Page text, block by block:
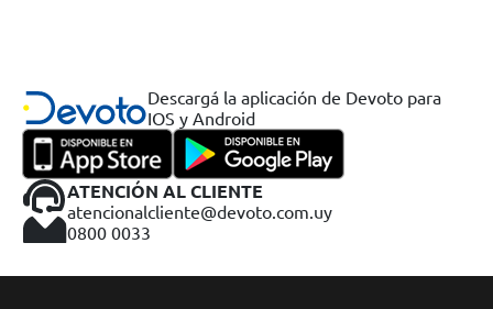
Descargá la aplicación de Devoto para
IOS y Android
ATENCIÓN AL CLIENTE
atencionalcliente@devoto.com.uy
0800 0033